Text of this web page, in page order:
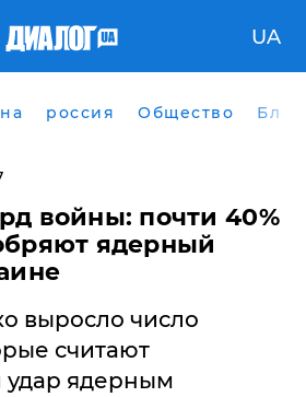
UA
россия Общество
войны: почти 40%
ядерный
выросло число
считают
ядерным